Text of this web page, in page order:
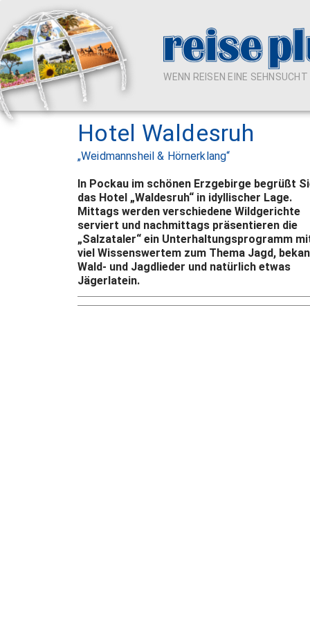
WENN REISEN EINE
Hotel Waldesruh
„Weidmannsheil & Hörnerklang“
In Pockau im schönen Erzgebirge begrüßt
das Hotel „Waldesruh“ in idyllischer Lage.
Mittags werden verschiedene Wildgerichte
serviert und nachmittags präsentieren die
„Salzataler“ ein Unterhaltungsprogramm
viel Wissenswertem zum Thema Jagd,
Wald- und Jagdlieder und natürlich etwas
Jägerlatein.